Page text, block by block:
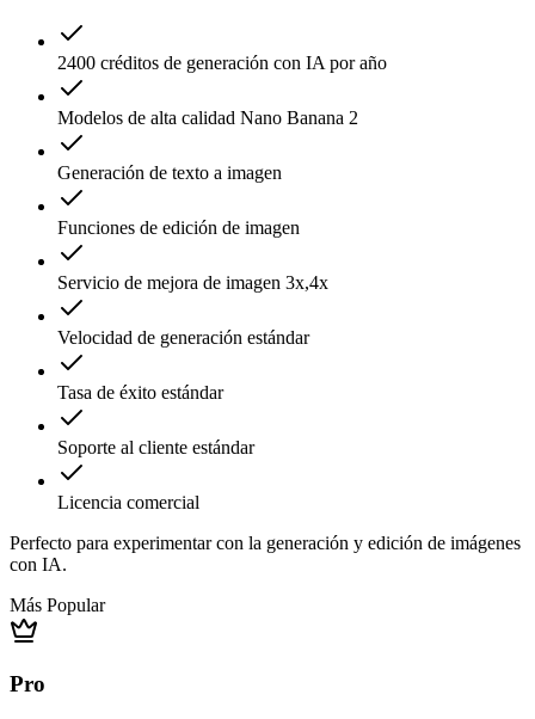
2400 créditos de generación con IA por año
Modelos de alta calidad Nano Banana 2
Generación de texto a imagen
Funciones de edición de imagen
Servicio de mejora de imagen 3x,4x
Velocidad de generación estándar
Tasa de éxito estándar
Soporte al cliente estándar
Licencia comercial
Perfecto para experimentar con la generación y edición de imágenes
con IA.
Más Popular
Pro